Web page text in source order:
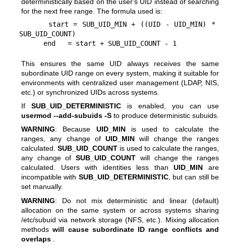
for the next free range. The formula used is:
SUB_UID_COUNT)
This ensures the same UID always receives the same
subordinate UID range on every system, making it suitable for
environments with centralized user management (LDAP, NIS,
etc.) or synchronized UIDs across systems.
If SUB_UID_DETERMINISTIC is enabled, you can use
usermod --add-subuids -S to produce deterministic subuids.
WARNING: Because UID_MINis used to calculate the
ranges, any change of UID_MIN will change the ranges
calculated. SUB_UID_COUNT is used to calculate the ranges,
any change ofSUB_UID_COUNT will change the ranges
calculated. Users with identities less thanUID_MIN are
incompatible with SUB_UID_DETERMINISTIC, but can still be
set manually.
WARNING: Do not mix deterministic and linear (default)
allocation on the same system or across systems sharing
/etc/subuid via network storage (NFS, etc.). Mixing allocation
methodswill cause subordinate ID range conflicts and
overlaps